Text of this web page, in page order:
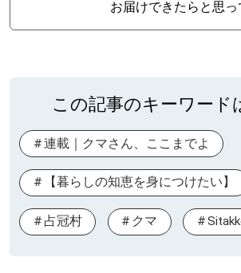
お届けできたらと思っ
この記事のキーワード
連載｜クマさん、ここまでよ
【暮らしの知恵を身につけたい】
占冠村 クマ